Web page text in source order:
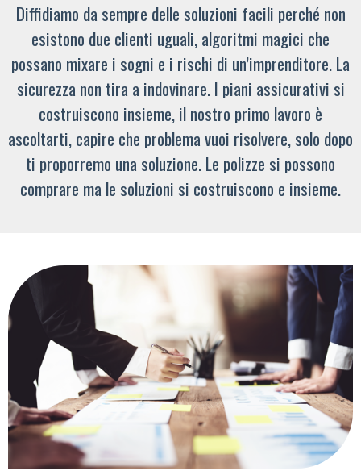
Diffidiamo da sempre delle soluzioni facili perché non
esistono due clienti uguali, algoritmi magici che
possano mixare i sogni e i rischi di un’imprenditore. La
sicurezza non tira a indovinare. I piani assicurativi si
costruiscono insieme, il nostro primo lavoro è
ascoltarti, capire che problema vuoi risolvere, solo dopo
ti proporremo una soluzione. Le polizze si possono
comprare ma le soluzioni si costruiscono e insieme.